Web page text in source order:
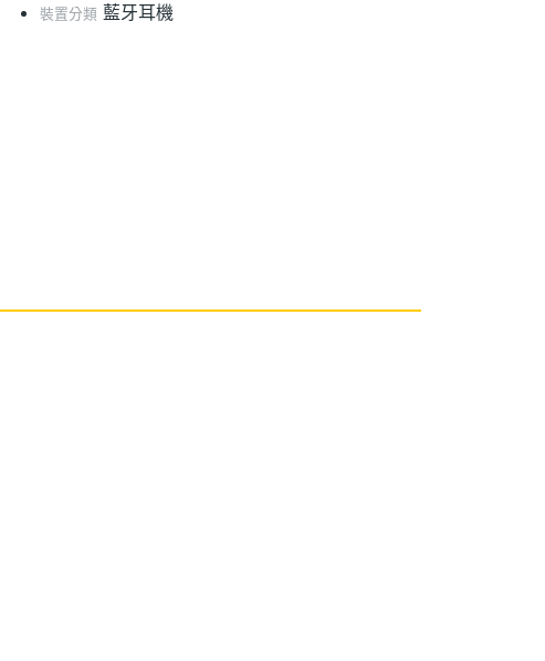
裝置分類 藍牙耳機